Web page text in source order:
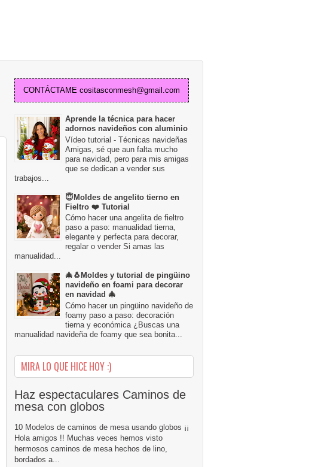
CONTÁCTAME cositasconmesh@gmail.com
Aprende la técnica para hacer
adornos navideños con aluminio
Vídeo tutorial - Técnicas navideñas
Amigas, sé que aun falta mucho
para navidad, pero para mis amigas
que se dedican a vender sus
trabajos...
😇Moldes de angelito tierno en
Fieltro ❤️ Tutorial
Cómo hacer una angelita de fieltro
paso a paso: manualidad tierna,
elegante y perfecta para decorar,
regalar o vender Si amas las
manualidad...
🎄🐧Moldes y tutorial de pingüino
navideño en foami para decorar
en navidad 🎄
Cómo hacer un pingüino navideño de
foamy paso a paso: decoración
tierna y económica ¿Buscas una
manualidad navideña de foamy que sea bonita...
MIRA LO QUE HICE HOY :)
Haz espectaculares Caminos de
mesa con globos
10 Modelos de caminos de mesa usando globos ¡¡
Hola amigos !! Muchas veces hemos visto
hermosos caminos de mesa hechos de lino,
bordados a...